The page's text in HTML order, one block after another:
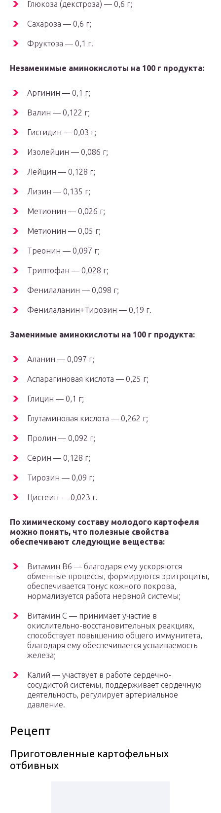
Глюкоза (декстроза) — 0,6 г;
Сахароза — 0,6 г;
Фруктоза — 0,1 г.
Незаменимые аминокислоты на 100 г продукта:
Аргинин — 0,1 г;
Валин — 0,122 г;
Гистидин — 0,03 г;
Изолейцин — 0,086 г;
Лейцин — 0,128 г;
Лизин — 0,135 г;
Метионин — 0,026 г;
Метионин — 0,05 г;
Треонин — 0,097 г;
Триптофан — 0,028 г;
Фенилаланин — 0,098 г;
Фенилаланин+Тирозин — 0,19 г.
Заменимые аминокислоты на 100 г продукта:
Аланин — 0,097 г;
Аспарагиновая кислота — 0,25 г;
Глицин — 0,1 г;
Глутаминовая кислота — 0,262 г;
Пролин — 0,092 г;
Серин — 0,128 г;
Тирозин — 0,09 г;
Цистеин — 0,023 г.
По химическому составу молодого картофеля
можно понять, что полезные свойства
обеспечивают следующие вещества:
Витамин В6 — благодаря ему ускоряются
обменные процессы, формируются эритроциты,
обеспечивается тонус кожного покрова,
нормализуется работа нервной системы;
Витамин С — принимает участие в
окислительно-восстановительных реакциях,
способствует повышению общего иммунитета,
благодаря ему обеспечивается усваиваемость
железа;
Калий — участвует в работе сердечно-
сосудистой системы, поддерживает сердечную
деятельность, регулирует артериальное
давление.
Рецепт
Приготовленные картофельных
отбивных